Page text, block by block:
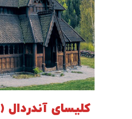
کلیسای آندردال (Undredal)